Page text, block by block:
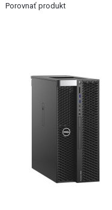
Porovnať produkt